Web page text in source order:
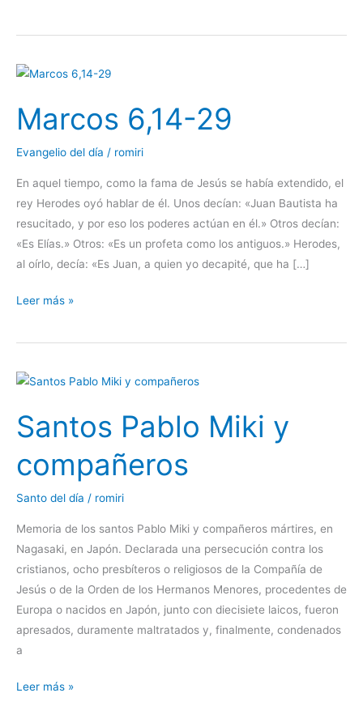
Marcos 6,14-29
Evangelio del día / romiri
En aquel tiempo, como la fama de Jesús se había extendido, el
rey Herodes oyó hablar de él. Unos decían: «Juan Bautista ha
resucitado, y por eso los poderes actúan en él.» Otros decían:
«Es Elías.» Otros: «Es un profeta como los antiguos.» Herodes,
al oírlo, decía: «Es Juan, a quien yo decapité, que ha […]
Marcos
29
Leer más »
Santos Pablo Miki y
compañeros
Santo del día / romiri
Memoria de los santos Pablo Miki y compañeros mártires, en
Nagasaki, en Japón. Declarada una persecución contra los
cristianos, ocho presbíteros o religiosos de la Compañía de
Jesús o de la Orden de los Hermanos Menores, procedentes de
Europa o nacidos en Japón, junto con diecisiete laicos, fueron
apresados, duramente maltratados y, finalmente, condenados
a
Santos
Miki
y
compañeros
Leer más »